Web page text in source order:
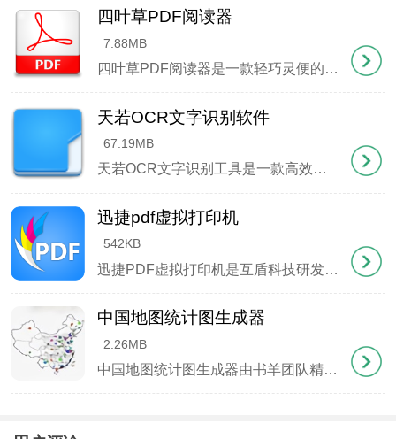
核心功能
1、实时资讯
整合重庆日报、华龙网等权威媒体资源，提供最新本
2、智慧财经
联合金融监管部门打造特色板块，提供企业年报、税
四叶草PDF阅读器
7.88MB
四叶草PDF阅读器是一款轻巧灵便的文档浏览工具，界面设计清新自然，操作区域干净利落，没有冗余的功能按钮。它允许同时开启多个标签页和窗口，载入文件迅速，页面切换流畅，内置书签导航、文本查找、指
天若OCR文字识别软件
67.19MB
天若OCR文字识别工具是一款高效便捷的图文处理软件，其核心功能在于精准的文字识别，同时集成了多项实用工具。这款软件采用C 开发，在Windows 7环境下需要.NET Framework 4.7及以
迅捷pdf虚拟打印机
542KB
迅捷PDF虚拟打印机是互盾科技研发的一款轻量级虚拟打印工具，安装包体积小，运行时不占用过多系统资源。它能将Word、Excel、PPT、JPG、CAJ等多种格式文件通过打印功能转换为PDF文档，简化
中国地图统计图生成器
2.26MB
中国地图统计图生成器由书羊团队精心打造，这款工具能快速创建专业级中国地图数据可视化图表。生成的统计图色彩鲜明、细节精准，可直接嵌入项目方案、研究报告或学术论文中，大幅提升文档的专业度和表现力。软